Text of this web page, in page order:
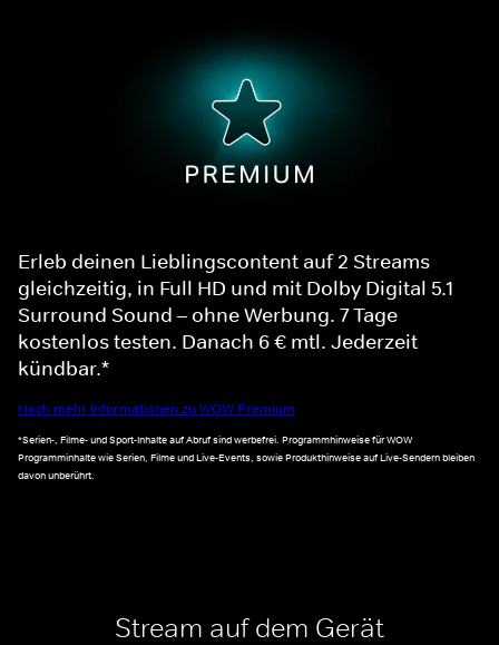
Erleb deinen Lieblingscontent auf 2 Streams
gleichzeitig, in Full HD und mit Dolby Digital 5.1
Surround Sound – ohne Werbung. 7 Tage
kostenlos testen. Danach 6 € mtl. Jederzeit
kündbar.*
Noch mehr Informationen zu WOW Premium
*Serien-, Filme- und Sport-Inhalte auf Abruf sind werbefrei. Programmhinweise für WOW
Programminhalte wie Serien, Filme und Live-Events, sowie Produkthinweise auf Live-Sendern bleiben
davon unberührt.
Stream auf dem Gerät